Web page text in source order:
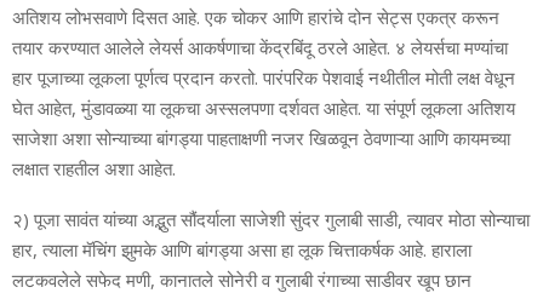
अतिशय लोभसवाणे दिसत आहे. एक चोकर आणि हारांचे दोन सेट्स एकत्र करून
तयार करण्यात आलेले लेयर्स आकर्षणाचा केंद्रबिंदू ठरले आहेत. ४ लेयर्सचा मण्यांचा
हार पूजाच्या लूकला पूर्णत्व प्रदान करतो. पारंपरिक पेशवाई नथीतील मोती लक्ष वेधून
घेत आहेत, मुंडावळ्या या लूकचा अस्सलपणा दर्शवत आहेत. या संपूर्ण लूकला अतिशय
साजेशा अशा सोन्याच्या बांगड्या पाहताक्षणी नजर खिळवून ठेवणाऱ्या आणि कायमच्या
लक्षात राहतील अशा आहेत.
२) पूजा सावंत यांच्या अद्भुत सौंदर्याला साजेशी सुंदर गुलाबी साडी, त्यावर मोठा सोन्याचा
हार, त्याला मॅचिंग झुमके आणि बांगड्या असा हा लूक चित्ताकर्षक आहे. हाराला
लटकवलेले सफेद मणी, कानातले सोनेरी व गुलाबी रंगाच्या साडीवर खूप छान